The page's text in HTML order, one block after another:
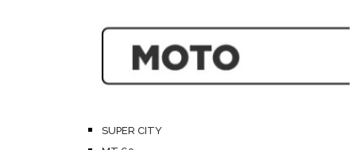
SUPER CITY